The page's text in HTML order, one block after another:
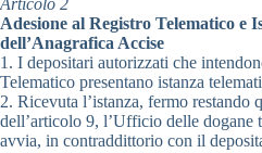
Articolo 2
Adesione al Registro Telematico e
dell’Anagrafica Accise
1. I depositari autorizzati che
Telematico presentano istanza
2. Ricevuta l’istanza, fermo restando
dell’articolo 9, l’Ufficio delle dogane
avvia, in contraddittorio con il